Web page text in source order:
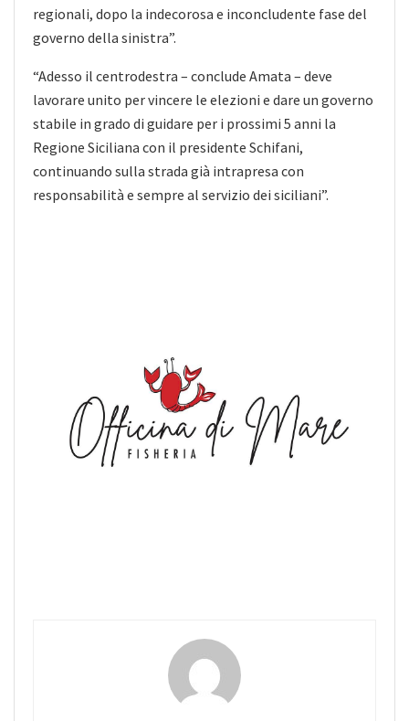
regionali, dopo la indecorosa e inconcludente fase del
governo della sinistra”.
“Adesso il centrodestra – conclude Amata – deve
lavorare unito per vincere le elezioni e dare un governo
stabile in grado di guidare per i prossimi 5 anni la
Regione Siciliana con il presidente Schifani,
continuando sulla strada già intrapresa con
responsabilità e sempre al servizio dei siciliani”.